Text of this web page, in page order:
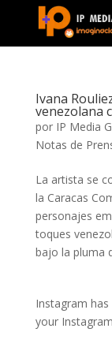
Ivana
venezolana
por IP Media
Notas de
La artista se
la Caracas
personajes
toques
bajo la pluma
Instagram
your